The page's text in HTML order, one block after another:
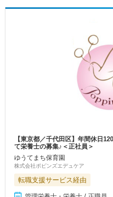
【東京都／千代田区】年間休日
て栄養士の募集♪＜正社員＞
ゆうてまち保育園
株式会社ポピンズエデュケア
転職支援サービス経由